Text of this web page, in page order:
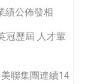
績公佈發相
冠歷屆 人才輩
聯集團連續14